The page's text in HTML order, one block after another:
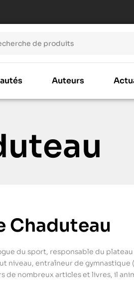
Auteurs
Chaduteau
du sport, responsable du
niveau, entraîneur de
de nombreux articles et livres, il